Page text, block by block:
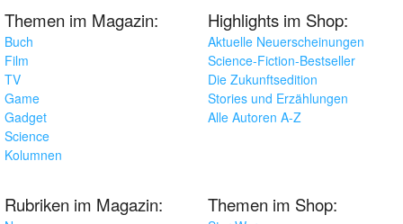
Themen im Magazin:
Buch
Film
TV
Game
Gadget
Science
Kolumnen
Highlights im Shop:
Aktuelle Neuerscheinungen
Science-Fiction-Bestseller
Die Zukunftsedition
Stories und Erzählungen
Alle Autoren A-Z
Rubriken im Magazin: Themen im Shop: